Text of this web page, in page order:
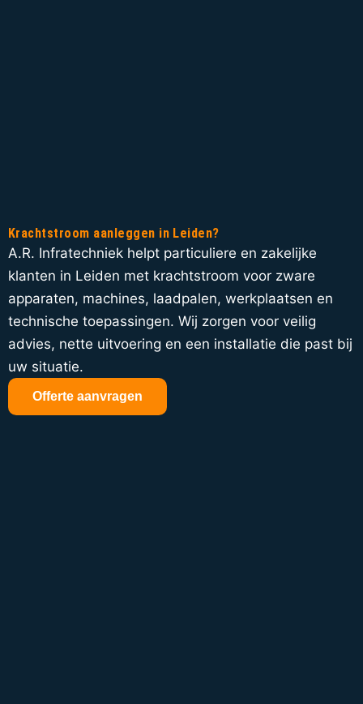
Krachtstroom aanleggen in Leiden?
A.R. Infratechniek helpt particuliere en zakelijke
klanten in Leiden met krachtstroom voor zware
apparaten, machines, laadpalen, werkplaatsen en
technische toepassingen. Wij zorgen voor veilig
advies, nette uitvoering en een installatie die past bij
uw situatie.
Offerte aanvragen